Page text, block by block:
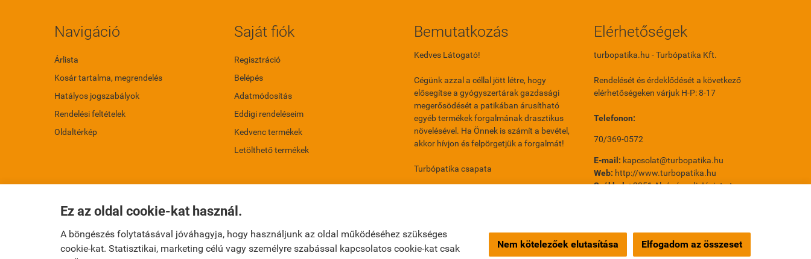
Ez az oldal cookie-kat használ.
A böngészés folytatásával jóváhagyja, hogy használjunk az oldal működéséhez szükséges
cookie-kat. Statisztikai, marketing célú vagy személyre szabással kapcsolatos cookie-kat csak
Nem kötelezőek elutasítása Elfogadom az összeset
Navigáció
Árlista
Kosár tartalma, megrendelés
Hatályos jogszabályok
Rendelési feltételek
Oldaltérkép
Saját fiók
Regisztráció
Belépés
Adatmódosítás
Eddigi rendeléseim
Kedvenc termékek
Letölthető termékek
Bemutatkozás
Kedves Látogató!
Cégünk azzal a céllal jött létre, hogy
elősegítse a gyógyszertárak gazdasági
megerősödését a patikában árusítható
egyéb termékek forgalmának drasztikus
növelésével. Ha Önnek is számít a bevétel,
akkor hívjon és felpörgetjük a forgalmát!
Turbópatika csapata
Elérhetőségek
turbopatika.hu - Turbópatika Kft.
Rendelését és érdeklődését a következő
elérhetőségeken várjuk H-P: 8-17
Telefonon:
70/369-0572
E-mail: kapcsolat@turbopatika.hu
Web: http://www.turbopatika.hu
Székhely:2351 Alsónémedi Jácint utca